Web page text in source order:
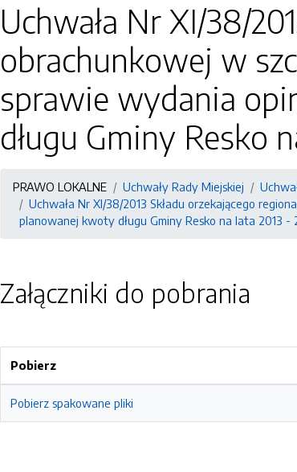
Uchwała Nr XI/38/
obrachunkowej w
sprawie wydania
długu Gminy Resko
PRAWO LOKALNE Uchwały Rady Miejskiej
Uchwała Nr XI/38/2013 Składu orzekającego
planowanej kwoty długu Gminy Resko na lata 2013 -
Załączniki do pobrania
Pobierz
Pobierz spakowane pliki